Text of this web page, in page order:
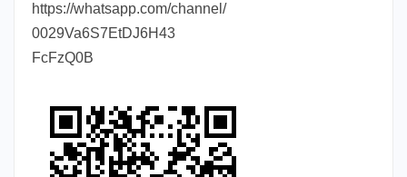
https://whatsapp.com/channel/
0029Va6S7EtDJ6H43
FcFzQ0B